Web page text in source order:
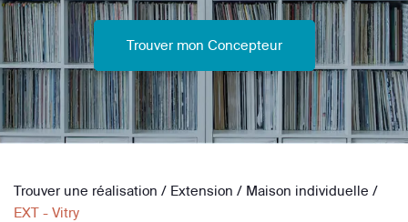
Trouver mon Concepteur
Trouver une réalisation / Extension / Maison individuelle /
EXT - Vitry